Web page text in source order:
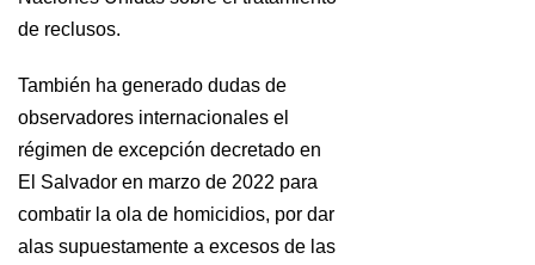
de reclusos.
También ha generado dudas de
observadores internacionales el
régimen de excepción decretado en
El Salvador en marzo de 2022 para
combatir la ola de homicidios, por dar
alas supuestamente a excesos de las